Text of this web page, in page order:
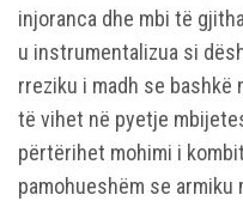
injoranca dhe mbi të
u instrumentalizua si
rreziku i madh se
të vihet në pyetje
përtërihet mohimi i
pamohueshëm se armiku